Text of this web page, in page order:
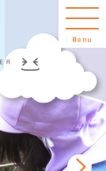
Menu